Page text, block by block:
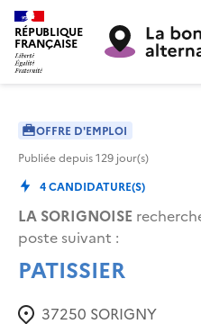
RÉPUBLIQUE
FRANÇAISE
OFFRE D'EMPLOI
Publiée depuis129 jour(s)
4CANDIDATURE(S)
LA SORIGNOISE
poste suivant :
PATISSIER
37250 SORIGNY